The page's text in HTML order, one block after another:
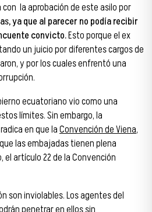
con la aprobación de este asilo por
ya que al parecer no podía recibir
convicto.Esto porque el ex
un juicio por diferentes cargos de
y por los cuales enfrentó una
ecuatoriano vio como una
límites. Sin embargo, la
en que laConvención de Viena,
las embajadas tienen plena
el artículo 22 de la Convención
son inviolables. Los agentes del